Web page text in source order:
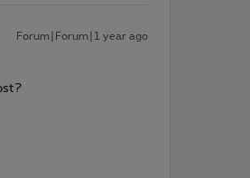
Forum|Forum|1 year ago